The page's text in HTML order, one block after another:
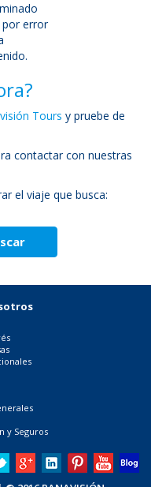
por error
Tours y pruebe de
contactar con nuestras
el viaje que busca:
y Seguros